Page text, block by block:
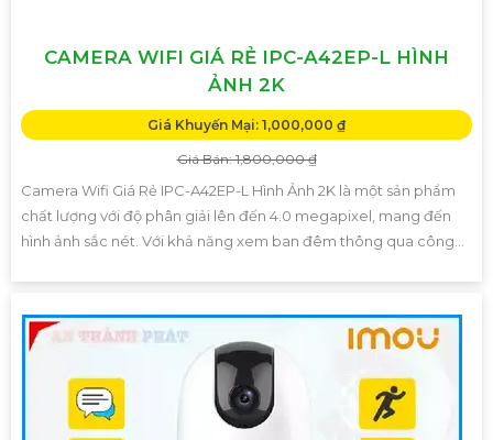
CAMERA WIFI GIÁ RẺ IPC-A42EP-L HÌNH
ẢNH 2K
Giá Khuyến Mại: 1,000,000 ₫
Giá Bán: 1,800,000 ₫
Camera Wifi Giá Rẻ IPC-A42EP-L Hình Ảnh 2K là một sản phẩm
chất lượng với độ phân giải lên đến 4.0 megapixel, mang đến
hình ảnh sắc nét. Với khả năng xem ban đêm thông qua công...